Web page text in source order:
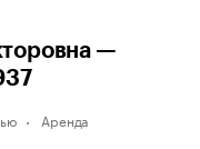
—
Аренда